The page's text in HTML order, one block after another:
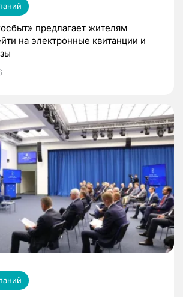
предлагает жителям
на электронные квитанции и